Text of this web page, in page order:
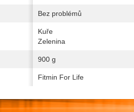
Bez problémů
Kuře
Zelenina
900 g
Fitmin For Life